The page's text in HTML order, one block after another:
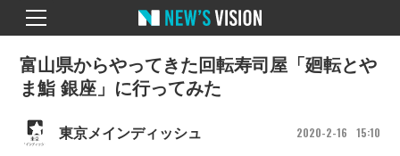
東京メインディッシュ 2020 2 16 15 10
富山県からやってきた回転寿司屋「廻転とや
ま鮨 銀座」に行ってみた